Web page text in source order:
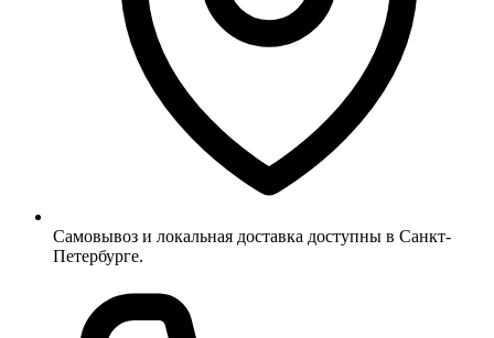
Самовывоз и локальная доставка доступны в Санкт-
Петербурге.